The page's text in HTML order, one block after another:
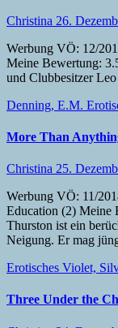
Christina 26.
Werbung VÖ: 12/2018 Genre: BDSM Serie: Love and Care (4)
Meine Bewertung:
und Clubbesitzer
Denning, E.M.
More Than
Christina 25.
Werbung VÖ: 11/2018 Genre: Erotic Romance Serie: Upstate
Education (2) Meine
Thurston ist ein
Neigung. Er mag
Erotisches Violet,
Three Under the